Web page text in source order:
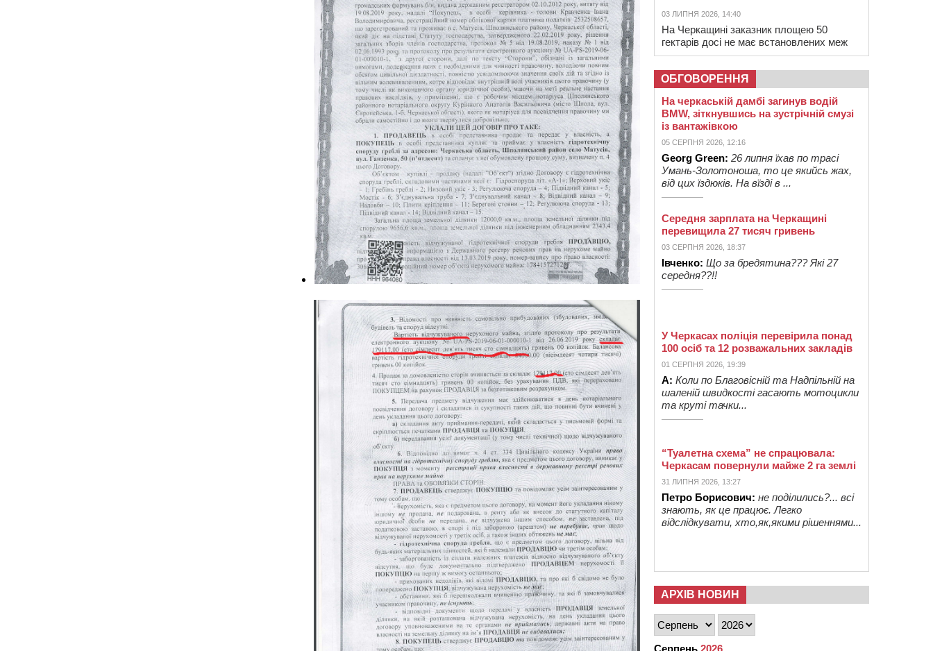
03 ЛИПНЯ 2026, 14:40
На Черкащині заказник площею 50
гектарів досі не має встановлених меж
ОБГОВОРЕННЯ
На черкаській дамбі загинув водій
BMW, зіткнувшись на зустрічній смузі
із вантажівкою
05 СЕРПНЯ 2026, 12:16
Georg Green: 26 липня їхав по трасі
Умань-Золотоноша, то це якийсь жах,
від цих їздюків. На вїзді в ...
Середня зарплата на Черкащині
перевищила 27 тисяч гривень
03 СЕРПНЯ 2026, 18:37
Івченко: Що за бредятина??? Які 27
середня??!!
У Черкасах поліція перевірила понад
100 осіб та 12 розважальних закладів
01 СЕРПНЯ 2026, 19:39
А: Коли по Благовісній та Надпільній на
шаленій швидкості гасають мотоцикли
та круті тачки...
“Туалетна схема” не спрацювала:
Черкасам повернули майже 2 га землі
31 ЛИПНЯ 2026, 13:27
Петро Борисович: не поділились?... всі
знають, як це працює. Легко
відслідкувати, хто,як,якими рішеннями...
АРХІВ НОВИН
Серпень 2026